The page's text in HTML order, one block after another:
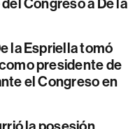
la Espriella tomó
presidente de
el Congreso en